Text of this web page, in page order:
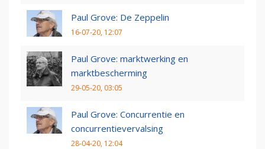
Paul Grove: De Zeppelin
16-07-20, 12:07
Paul Grove: marktwerking en
marktbescherming
29-05-20, 03:05
Paul Grove: Concurrentie en
concurrentievervalsing
28-04-20, 12:04